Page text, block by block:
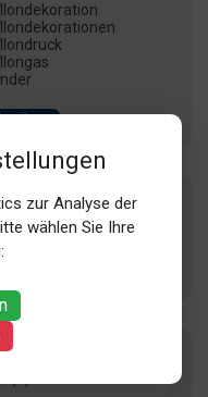
zur Analyse der
wählen Sie Ihre
weitere